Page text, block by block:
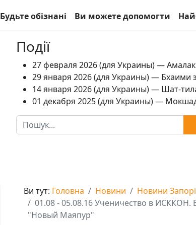
Будьте обізнані Ви можете допомогти
Події
27 февраля 2026 (для Украины) —
29 января 2026 (для Украины) — Бхаими
14 января 2026 (для Украины) — Шат-
01 декабря 2025 (для Украины) —
Пошук
Ви тут: Головна Новини
Новини
01.08 - 05.08.16 Ученичество в
"Новый Маяпур"